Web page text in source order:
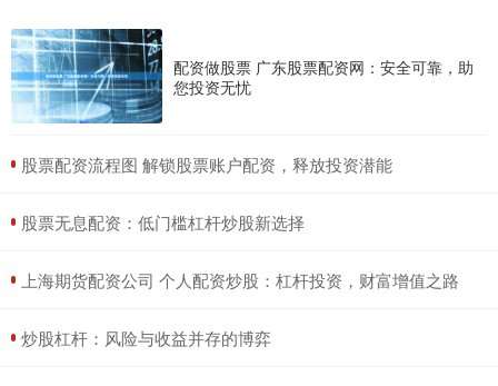
配资做股票 广东股票配资网：安全可靠，助
您投资无忧
​股票配资流程图 解锁股票账户配资，释放投资潜能
​股票无息配资：低门槛杠杆炒股新选择
​上海期货配资公司 个人配资炒股：杠杆投资，财富增值之路
​炒股杠杆：风险与收益并存的博弈